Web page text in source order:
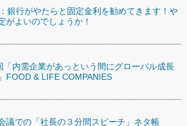
銀行がやたらと固定金利を勧めてきます！や
がよいのでしょうか！
「内需企業があっという間にグローバル成長
FOOD & LIFE COMPANIES
議での「社長の３分間スピーチ」ネタ帳